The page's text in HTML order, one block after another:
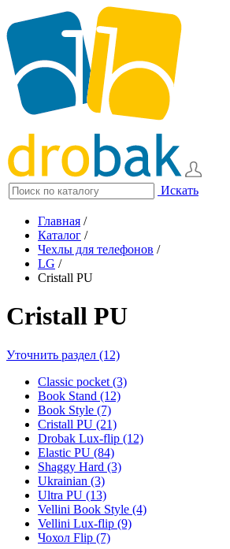
Искать
Главная /
Каталог /
Чехлы для телефонов /
LG /
Cristall PU
Cristall PU
Уточнить раздел (12)
Classic pocket (3)
Book Stand (12)
Book Style (7)
Cristall PU (21)
Drobak Lux-flip (12)
Elastic PU (84)
Shaggy Hard (3)
Ukrainian (3)
Ultra PU (13)
Vellini Book Style (4)
Vellini Lux-flip (9)
Чохол Flip (7)